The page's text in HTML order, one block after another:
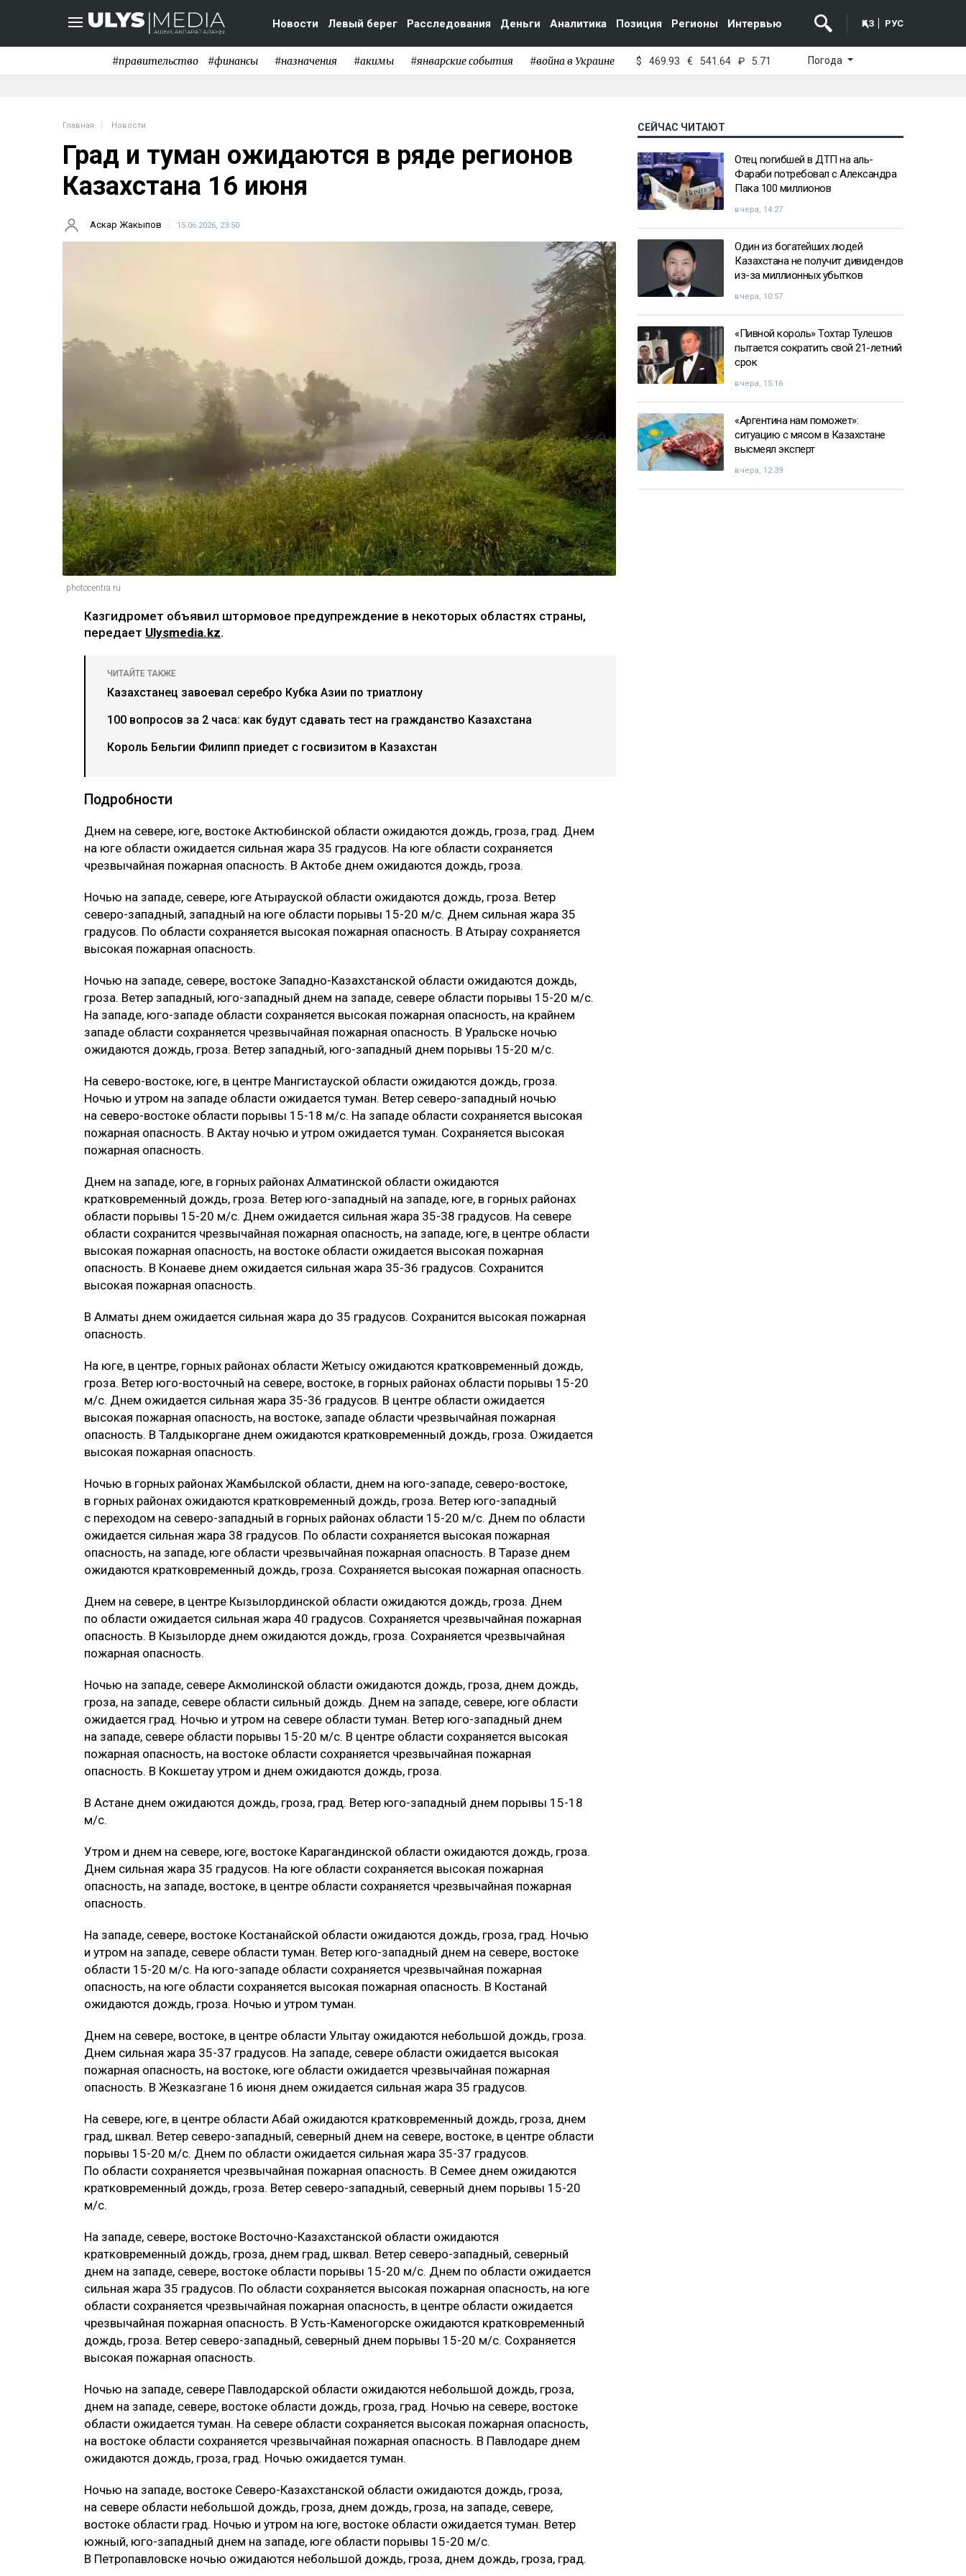
Новости Левый берег Расследования Деньги Аналитика Позиция Регионы Интервью ҚАЗ РУС
#правительство #финансы #назначения #акимы #январские события #война в Украине $ 469.93 € 541.64 ₽ 5.71 Погода
Главная Новости
Град и туман ожидаются в ряде регионов
Казахстана 16 июня
Аскар Жакыпов 15.06.2026, 23:50
photocentra.ru
Казгидромет объявил штормовое предупреждение в некоторых областях страны,
передает Ulysmedia.kz.
ЧИТАЙТЕ ТАКЖЕ
Казахстанец завоевал серебро Кубка Азии по триатлону
100 вопросов за 2 часа: как будут сдавать тест на гражданство Казахстана
Король Бельгии Филипп приедет с госвизитом в Казахстан
Подробности
Днем на севере, юге, востоке Актюбинской области ожидаются дождь, гроза, град. Днем
на юге области ожидается сильная жара 35 градусов. На юге области сохраняется
чрезвычайная пожарная опасность. В Актобе днем ожидаются дождь, гроза.
Ночью на западе, севере, юге Атырауской области ожидаются дождь, гроза. Ветер
северо-западный, западный на юге области порывы 15-20 м/с. Днем сильная жара 35
градусов. По области сохраняется высокая пожарная опасность. В Атырау сохраняется
высокая пожарная опасность.
Ночью на западе, севере, востоке Западно-Казахстанской области ожидаются дождь,
гроза. Ветер западный, юго-западный днем на западе, севере области порывы 15-20 м/с.
На западе, юго-западе области сохраняется высокая пожарная опасность, на крайнем
западе области сохраняется чрезвычайная пожарная опасность. В Уральске ночью
ожидаются дождь, гроза. Ветер западный, юго-западный днем порывы 15-20 м/с.
На северо-востоке, юге, в центре Мангистауской области ожидаются дождь, гроза.
Ночью и утром на западе области ожидается туман. Ветер северо-западный ночью
на северо-востоке области порывы 15-18 м/с. На западе области сохраняется высокая
пожарная опасность. В Актау ночью и утром ожидается туман. Сохраняется высокая
пожарная опасность.
Днем на западе, юге, в горных районах Алматинской области ожидаются
кратковременный дождь, гроза. Ветер юго-западный на западе, юге, в горных районах
области порывы 15-20 м/с. Днем ожидается сильная жара 35-38 градусов. На севере
области сохранится чрезвычайная пожарная опасность, на западе, юге, в центре области
высокая пожарная опасность, на востоке области ожидается высокая пожарная
опасность. В Конаеве днем ожидается сильная жара 35-36 градусов. Сохранится
высокая пожарная опасность.
В Алматы днем ожидается сильная жара до 35 градусов. Сохранится высокая пожарная
опасность.
На юге, в центре, горных районах области Жетысу ожидаются кратковременный дождь,
гроза. Ветер юго-восточный на севере, востоке, в горных районах области порывы 15-20
м/с. Днем ожидается сильная жара 35-36 градусов. В центре области ожидается
высокая пожарная опасность, на востоке, западе области чрезвычайная пожарная
опасность. В Талдыкоргане днем ожидаются кратковременный дождь, гроза. Ожидается
высокая пожарная опасность.
Ночью в горных районах Жамбылской области, днем на юго-западе, северо-востоке,
в горных районах ожидаются кратковременный дождь, гроза. Ветер юго-западный
с переходом на северо-западный в горных районах области 15-20 м/с. Днем по области
ожидается сильная жара 38 градусов. По области сохраняется высокая пожарная
опасность, на западе, юге области чрезвычайная пожарная опасность. В Таразе днем
ожидаются кратковременный дождь, гроза. Сохраняется высокая пожарная опасность.
Днем на севере, в центре Кызылординской области ожидаются дождь, гроза. Днем
по области ожидается сильная жара 40 градусов. Сохраняется чрезвычайная пожарная
опасность. В Кызылорде днем ожидаются дождь, гроза. Сохраняется чрезвычайная
пожарная опасность.
Ночью на западе, севере Акмолинской области ожидаются дождь, гроза, днем дождь,
гроза, на западе, севере области сильный дождь. Днем на западе, севере, юге области
ожидается град. Ночью и утром на севере области туман. Ветер юго-западный днем
на западе, севере области порывы 15-20 м/с. В центре области сохраняется высокая
пожарная опасность, на востоке области сохраняется чрезвычайная пожарная
опасность. В Кокшетау утром и днем ожидаются дождь, гроза.
В Астане днем ожидаются дождь, гроза, град. Ветер юго-западный днем порывы 15-18
м/с.
Утром и днем на севере, юге, востоке Карагандинской области ожидаются дождь, гроза.
Днем сильная жара 35 градусов. На юге области сохраняется высокая пожарная
опасность, на западе, востоке, в центре области сохраняется чрезвычайная пожарная
опасность.
На западе, севере, востоке Костанайской области ожидаются дождь, гроза, град. Ночью
и утром на западе, севере области туман. Ветер юго-западный днем на севере, востоке
области 15-20 м/с. На юго-западе области сохраняется чрезвычайная пожарная
опасность, на юге области сохраняется высокая пожарная опасность. В Костанай
ожидаются дождь, гроза. Ночью и утром туман.
Днем на севере, востоке, в центре области Улытау ожидаются небольшой дождь, гроза.
Днем сильная жара 35-37 градусов. На западе, севере области ожидается высокая
пожарная опасность, на востоке, юге области ожидается чрезвычайная пожарная
опасность. В Жезказгане 16 июня днем ожидается сильная жара 35 градусов.
На севере, юге, в центре области Абай ожидаются кратковременный дождь, гроза, днем
град, шквал. Ветер северо-западный, северный днем на севере, востоке, в центре области
порывы 15-20 м/с. Днем по области ожидается сильная жара 35-37 градусов.
По области сохраняется чрезвычайная пожарная опасность. В Семее днем ожидаются
кратковременный дождь, гроза. Ветер северо-западный, северный днем порывы 15-20
м/с.
На западе, севере, востоке Восточно-Казахстанской области ожидаются
кратковременный дождь, гроза, днем град, шквал. Ветер северо-западный, северный
днем на западе, севере, востоке области порывы 15-20 м/с. Днем по области ожидается
сильная жара 35 градусов. По области сохраняется высокая пожарная опасность, на юге
области сохраняется чрезвычайная пожарная опасность, в центре области ожидается
чрезвычайная пожарная опасность. В Усть-Каменогорске ожидаются кратковременный
дождь, гроза. Ветер северо-западный, северный днем порывы 15-20 м/с. Сохраняется
высокая пожарная опасность.
Ночью на западе, севере Павлодарской области ожидаются небольшой дождь, гроза,
днем на западе, севере, востоке области дождь, гроза, град. Ночью на севере, востоке
области ожидается туман. На севере области сохраняется высокая пожарная опасность,
на востоке области сохраняется чрезвычайная пожарная опасность. В Павлодаре днем
ожидаются дождь, гроза, град. Ночью ожидается туман.
Ночью на западе, востоке Северо-Казахстанской области ожидаются дождь, гроза,
на севере области небольшой дождь, гроза, днем дождь, гроза, на западе, севере,
востоке области град. Ночью и утром на юге, востоке области ожидается туман. Ветер
южный, юго-западный днем на западе, юге области порывы 15-20 м/с.
В Петропавловске ночью ожидаются небольшой дождь, гроза, днем дождь, гроза, град.
СЕЙЧАС ЧИТАЮТ
Отец погибшей в ДТП на аль-
Фараби потребовал с Александра
Пака 100 миллионов
вчера, 14:27
Один из богатейших людей
Казахстана не получит дивидендов
из-за миллионных убытков
вчера, 10:57
«Пивной король» Тохтар Тулешов
пытается сократить свой 21-летний
срок
вчера, 15:16
«Аргентина нам поможет»:
ситуацию с мясом в Казахстане
высмеял эксперт
вчера, 12:39